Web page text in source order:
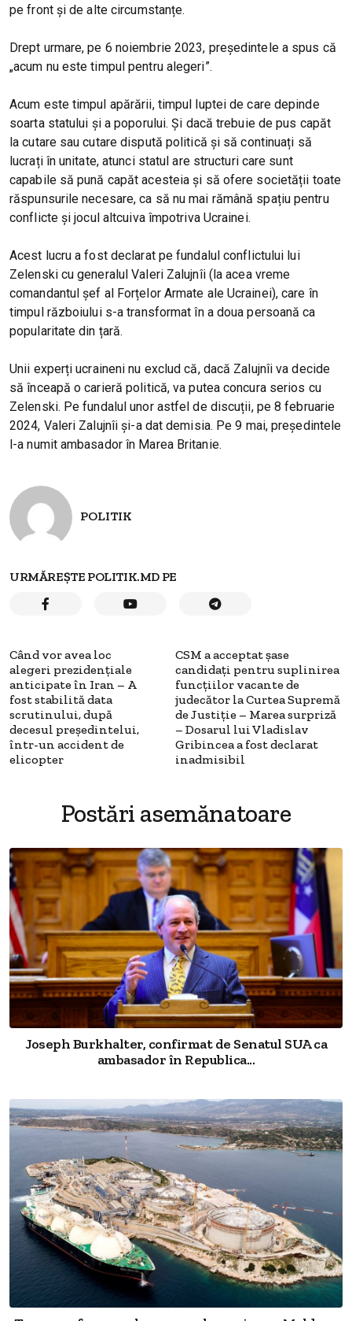
pe front și de alte circumstanțe.
Drept urmare, pe 6 noiembrie 2023, președintele a spus că
„acum nu este timpul pentru alegeri”.
Acum este timpul apărării, timpul luptei de care depinde
soarta statului și a poporului. Și dacă trebuie de pus capăt
la cutare sau cutare dispută politică și să continuați să
lucrați în unitate, atunci statul are structuri care sunt
capabile să pună capăt acesteia și să ofere societății toate
răspunsurile necesare, ca să nu mai rămână spațiu pentru
conflicte și jocul altcuiva împotriva Ucrainei.
Acest lucru a fost declarat pe fundalul conflictului lui
Zelenski cu generalul Valeri Zalujnîi (la acea vreme
comandantul șef al Forțelor Armate ale Ucrainei), care în
timpul războiului s-a transformat în a doua persoană ca
popularitate din țară.
Unii experți ucraineni nu exclud că, dacă Zalujnîi va decide
să înceapă o carieră politică, va putea concura serios cu
Zelenski. Pe fundalul unor astfel de discuții, pe 8 februarie
2024, Valeri Zalujnîi și-a dat demisia. Pe 9 mai, președintele
l-a numit ambasador în Marea Britanie.
POLITIK
URMĂREȘTE POLITIK.MD PE
Când vor avea loc
alegeri prezidențiale
anticipate în Iran – A
fost stabilită data
scrutinului, după
decesul președintelui,
într-un accident de
elicopter
CSM a acceptat șase
candidați pentru suplinirea
funcțiilor vacante de
judecător la Curtea Supremă
de Justiție – Marea surpriză
– Dosarul lui Vladislav
Gribincea a fost declarat
inadmisibil
Postări asemănatoare
Joseph Burkhalter, confirmat de Senatul SUA ca
ambasador în Republica...